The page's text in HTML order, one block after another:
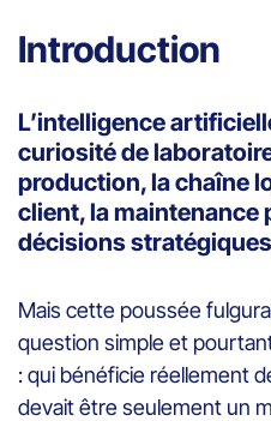
Introduction
L’intelligence
curiosité de
production, la chaîne
client, la maintenance
décisions
Mais cette poussée
question simple et
: qui bénéficie réellement
devait être seulement un